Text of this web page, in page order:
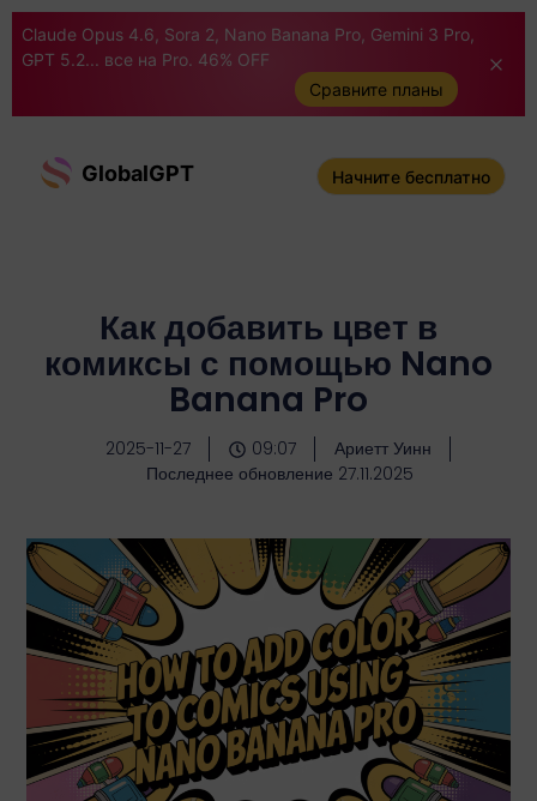
Claude Opus 4.6, Sora 2, Nano Banana Pro, Gemini 3 Pro,
GPT 5.2... все на Pro. 46% OFF
Сравните планы
GlobalGPT Начните бесплатно
Как добавить цвет в
комиксы с помощью Nano
Banana Pro
2025-11-27 09:07
Ариетт Уинн
Последнее обновление 27.11.2025